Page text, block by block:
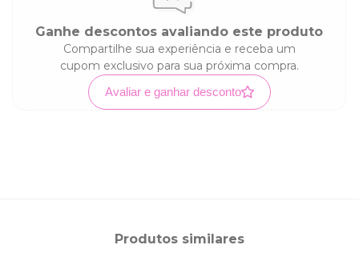
Ganhe descontos avaliando este produto
Compartilhe sua experiência e receba um
cupom exclusivo para sua próxima compra.
Avaliar e ganhar desconto
Produtos similares